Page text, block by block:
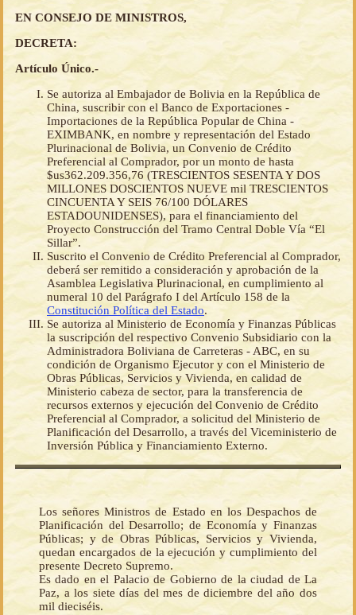
EN CONSEJO DE MINISTROS,
DECRETA:
Artículo Único.-
Se autoriza al Embajador de Bolivia en la República de
China, suscribir con el Banco de Exportaciones -
Importaciones de la República Popular de China -
EXIMBANK, en nombre y representación del Estado
Plurinacional de Bolivia, un Convenio de Crédito
Preferencial al Comprador, por un monto de hasta
$us362.209.356,76 (TRESCIENTOS SESENTA Y DOS
MILLONES DOSCIENTOS NUEVE mil TRESCIENTOS
CINCUENTA Y SEIS 76/100 DÓLARES
ESTADOUNIDENSES), para el financiamiento del
Proyecto Construcción del Tramo Central Doble Vía “El
Sillar”.
Suscrito el Convenio de Crédito Preferencial al Comprador,
deberá ser remitido a consideración y aprobación de la
Asamblea Legislativa Plurinacional, en cumplimiento al
numeral 10 del Parágrafo I del Artículo 158 de la
Constitución Política del Estado.
Se autoriza al Ministerio de Economía y Finanzas Públicas
la suscripción del respectivo Convenio Subsidiario con la
Administradora Boliviana de Carreteras - ABC, en su
condición de Organismo Ejecutor y con el Ministerio de
Obras Públicas, Servicios y Vivienda, en calidad de
Ministerio cabeza de sector, para la transferencia de
recursos externos y ejecución del Convenio de Crédito
Preferencial al Comprador, a solicitud del Ministerio de
Planificación del Desarrollo, a través del Viceministerio de
Inversión Pública y Financiamiento Externo.
Los señores Ministros de Estado en los Despachos de
Planificación del Desarrollo; de Economía y Finanzas
Públicas; y de Obras Públicas, Servicios y Vivienda,
quedan encargados de la ejecución y cumplimiento del
presente Decreto Supremo.
Es dado en el Palacio de Gobierno de la ciudad de La
Paz, a los siete días del mes de diciembre del año dos
mil dieciséis.